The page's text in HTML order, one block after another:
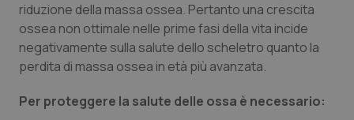
riduzione della massa ossea. Pertanto una crescita
ossea non ottimale nelle prime fasi della vita incide
negativamente sulla salute dello scheletro quanto la
perdita di massa ossea in età più avanzata.
Per proteggere la salute delle ossa è necessario: